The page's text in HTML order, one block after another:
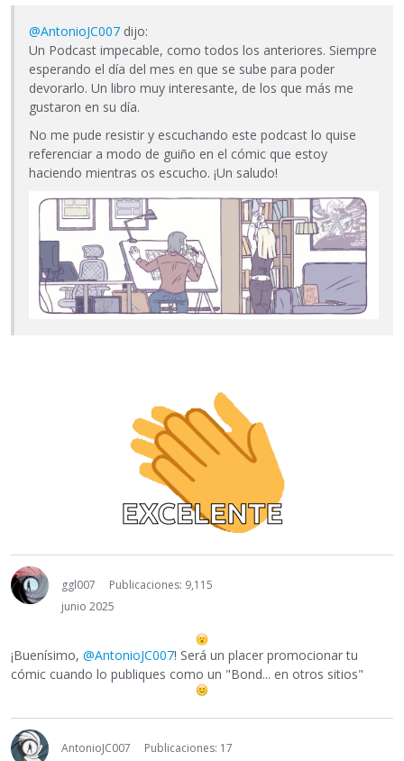
@AntonioJC007 dijo:
Un Podcast impecable, como todos los anteriores. Siempre
esperando el día del mes en que se sube para poder
devorarlo. Un libro muy interesante, de los que más me
gustaron en su día.
No me pude resistir y escuchando este podcast lo quise
referenciar a modo de guiño en el cómic que estoy
haciendo mientras os escucho. ¡Un saludo!
ggl007
Publicaciones: 9,115
junio 2025
¡Buenísimo, @AntonioJC007! Será un placer promocionar tu
cómic cuando lo publiques como un "Bond... en otros sitios"
AntonioJC007
Publicaciones: 17